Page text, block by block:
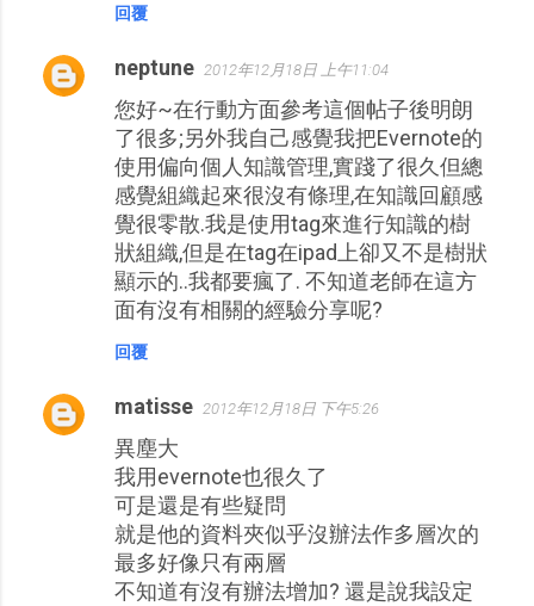
回覆
neptune 2012年12月18日 上午11:04
您好~在行動方面參考這個帖子後明朗
了很多;另外我自己感覺我把Evernote的
使用偏向個人知識管理,實踐了很久但總
感覺組織起來很沒有條理,在知識回顧感
覺很零散.我是使用tag來進行知識的樹
狀組織,但是在tag在ipad上卻又不是樹狀
顯示的..我都要瘋了. 不知道老師在這方
面有沒有相關的經驗分享呢?
回覆
matisse 2012年12月18日 下午5:26
異塵大
我用evernote也很久了
可是還是有些疑問
就是他的資料夾似乎沒辦法作多層次的
最多好像只有兩層
不知道有沒有辦法增加? 還是說我設定